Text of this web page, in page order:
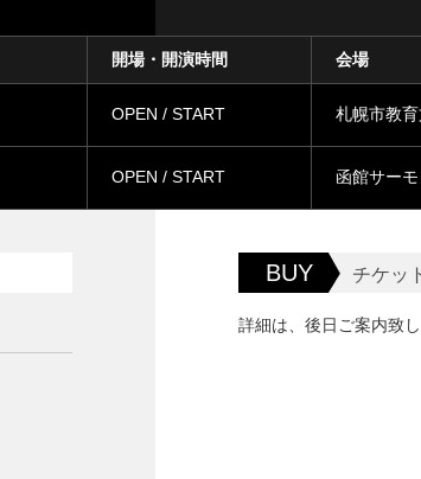
開場・開演時間 会場
OPEN / START 札幌市教
OPEN / START 函館サー
BUY チケッ
詳細は、後日ご案内致